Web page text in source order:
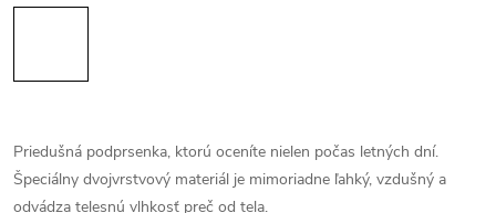
Priedušná podprsenka, ktorú oceníte nielen počas letných dní.
Špeciálny dvojvrstvový materiál je mimoriadne ľahký, vzdušný a
odvádza telesnú vlhkosť preč od tela.